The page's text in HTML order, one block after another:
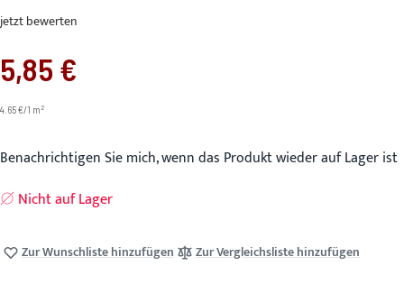
jetzt bewerten
5,85 €
4.65 €/1 m2
Benachrichtigen Sie mich, wenn das Produkt wieder auf Lager ist
Nicht auf Lager
Zur Wunschliste hinzufügen Zur Vergleichsliste hinzufügen